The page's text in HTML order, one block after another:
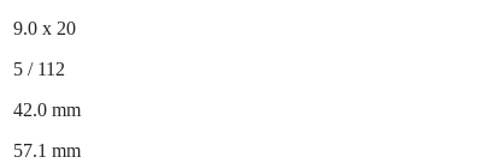
9.0 x 20
5 / 112
42.0 mm
57.1 mm